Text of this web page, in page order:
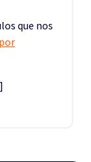
que nos